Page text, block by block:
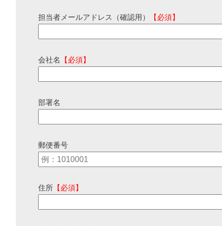
担当者メールアドレス（確認用） 【必須】
会社名 【必須】
部署名
郵便番号
住所 【必須】